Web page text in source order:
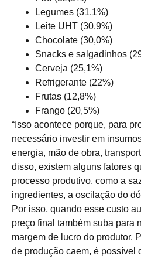
Legumes (31,1%)
Leite UHT (30,9%)
Chocolate (30,0%)
Snacks e salgadinhos
Cerveja (25,1%)
Refrigerante (22%)
Frutas (12,8%)
Frango (20,5%)
“Isso acontece porque, para
necessário investir em
energia, mão de obra,
disso, existem alguns fatores
processo produtivo, como a
ingredientes, a oscilação do
Por isso, quando esse custo
preço final também suba para
margem de lucro do produtor.
de produção caem, é possível